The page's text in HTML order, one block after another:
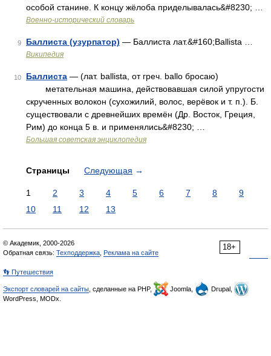
особой станине. К концу жёлоба приделывалась&#8230; …
Военно-исторический словарь
9 Баллиста (узурпатор) — Баллиста лат.&#160;Ballista …
Википедия
10 Баллиста — (лат. ballista, от греч. ballo бросаю)
метательная машина, действовавшая силой упругости
скрученных волокон (сухожилий, волос, верёвок и т. п.). Б.
существовали с древнейших времён (Др. Восток, Греция,
Рим) до конца 5 в. и применялись&#8230; …
Большая советская энциклопедия
Страницы Следующая →
1 2 3 4 5 6 7 8
9
10
11 12 13
18+
© Академик, 2000-2026
Обратная связь: Техподдержка Реклама на сайте
👣 Путешествия
Экспорт словарей на сайты , сделанные на PHP, Joomla,
Drupal,
WordPress, MODx.